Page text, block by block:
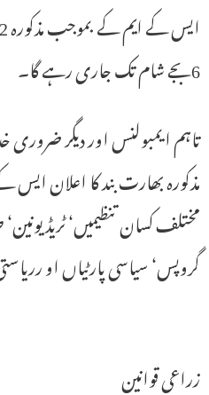
6بجے شام تک جاری رہے گا۔
تاہم ایمبولنس اور دیگر
مذکورہ بھارت بند کا اعلان
مختلف کسان تنظیمیں‘ ٹریڈ
گروپس‘ سیاسی پارٹیاں او
زراعی قوانین